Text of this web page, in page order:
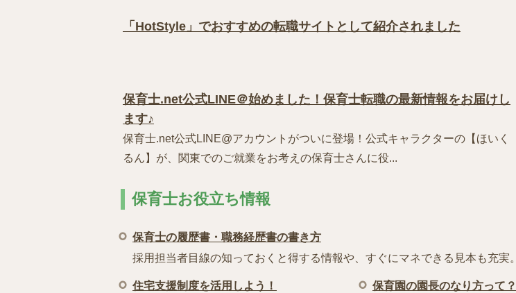
「HotStyle」でおすすめの転職サイトとして紹介されました
保育士.net公式LINE＠始めました！保育士転職の最新情報をお届けし
ます♪
保育士.net公式LINE@アカウントがついに登場！公式キャラクターの【ほいく
るん】が、関東でのご就業をお考えの保育士さんに役...
保育士お役立ち情報
保育士の履歴書・職務経歴書の書き方
採用担当者目線の知っておくと得する情報や、すぐにマネできる見本も充実。
住宅支援制度を活用しよう！
保育園の園長のなり方って？